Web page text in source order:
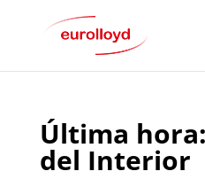
Última
del Interior